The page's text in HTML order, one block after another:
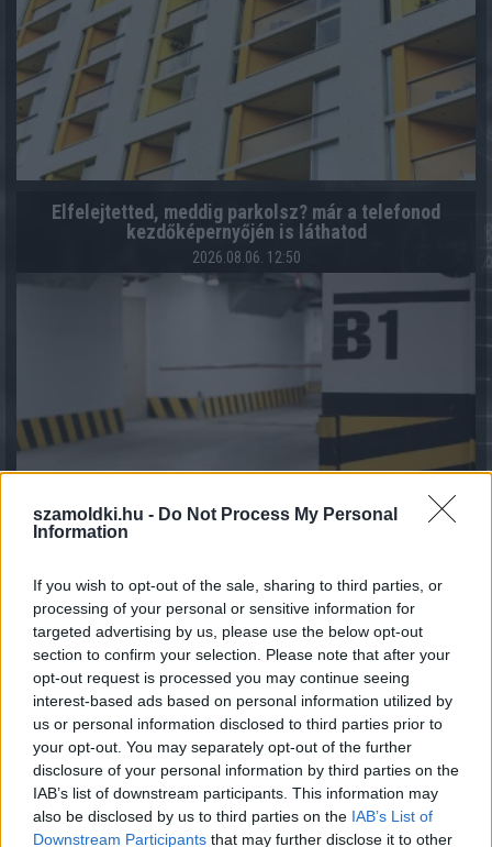
szamoldki.hu - Do Not Process My Personal
Information
If you wish to opt-out of the sale, sharing to third parties, or
processing of your personal or sensitive information for
targeted advertising by us, please use the below opt-out
section to confirm your selection. Please note that after your
opt-out request is processed you may continue seeing
interest-based ads based on personal information utilized by
us or personal information disclosed to third parties prior to
your opt-out. You may separately opt-out of the further
disclosure of your personal information by third parties on the
IAB’s list of downstream participants. This information may
also be disclosed by us to third parties on the IAB’s List of
Downstream Participants that may further disclose it to other
Elfelejtetted, meddig parkolsz? már a telefonod
kezdőképernyőjén is láthatod
2026.08.06. 12:50
Így használd jól a TikTokot utazástervezéshez
2026.08.06. 11:34